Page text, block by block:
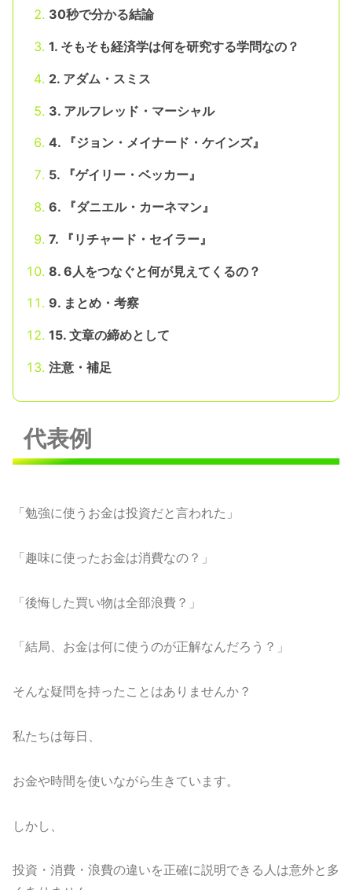
30秒で分かる結論
1. そもそも経済学は何を研究する学問なの？
2. アダム・スミス
3. アルフレッド・マーシャル
4. 『ジョン・メイナード・ケインズ』
5. 『ゲイリー・ベッカー』
6. 『ダニエル・カーネマン』
7. 『リチャード・セイラー』
8. 6人をつなぐと何が見えてくるの？
9. まとめ・考察
15. 文章の締めとして
注意・補足
代表例
「勉強に使うお金は投資だと言われた」
「趣味に使ったお金は消費なの？」
「後悔した買い物は全部浪費？」
「結局、お金は何に使うのが正解なんだろう？」
そんな疑問を持ったことはありませんか？
私たちは毎日、
お金や時間を使いながら生きています。
しかし、
投資・消費・浪費の違いを正確に説明できる人は意外と多